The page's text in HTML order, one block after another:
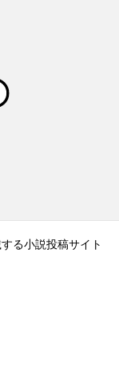
る小説投稿サイト